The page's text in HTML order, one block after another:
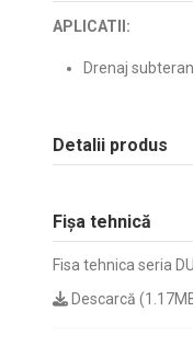
APLICATII:
Drenaj
Detalii produs
Fișa tehnică
Fisa tehnica seria
Descarcă